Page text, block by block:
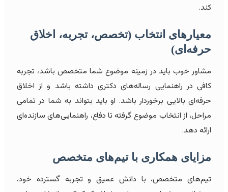
معیارهای انتخاب (تخصص، تجربه، اخلاق
حرفه‌ای)
مشاور خوب باید در زمینه موضوع شما متخصص باشد، تجربه
کافی در راهنمایی رساله‌های دکتری داشته باشد و از اخلاق
حرفه‌ای بالایی برخوردار باشد. او باید بتواند به شما در تمامی
مراحل، از انتخاب موضوع گرفته تا دفاع، راهنمایی‌های سازنده‌ای
ارائه دهد.
مزایای همکاری با تیم‌های متخصص
تیم‌های متخصص، با دانش عمیق و تجربه گسترده خود،